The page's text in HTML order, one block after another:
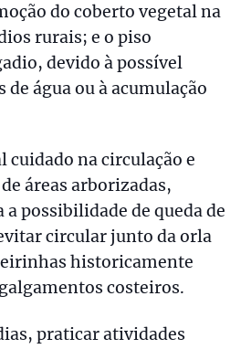
do coberto vegetal na
rurais; e o piso
devido à possível
água ou à acumulação
cuidado na circulação e
áreas arborizadas,
possibilidade de queda de
circular junto da orla
historicamente
costeiros.
praticar atividades